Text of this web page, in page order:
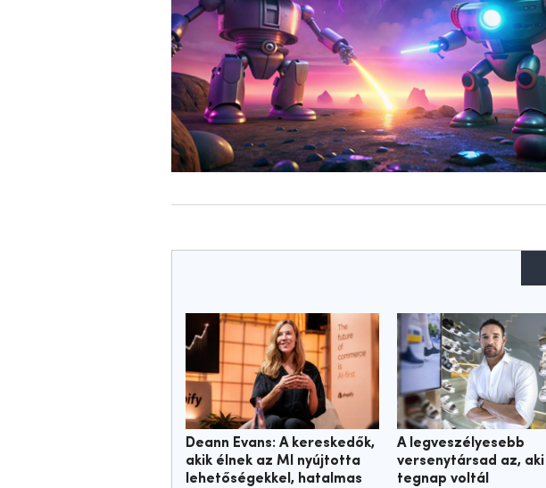
Deann Evans: A kereskedők,
akik élnek az MI nyújtotta
lehetőségekkel, hatalmas
A legveszélyesebb
versenytársad az, aki
tegnap voltál